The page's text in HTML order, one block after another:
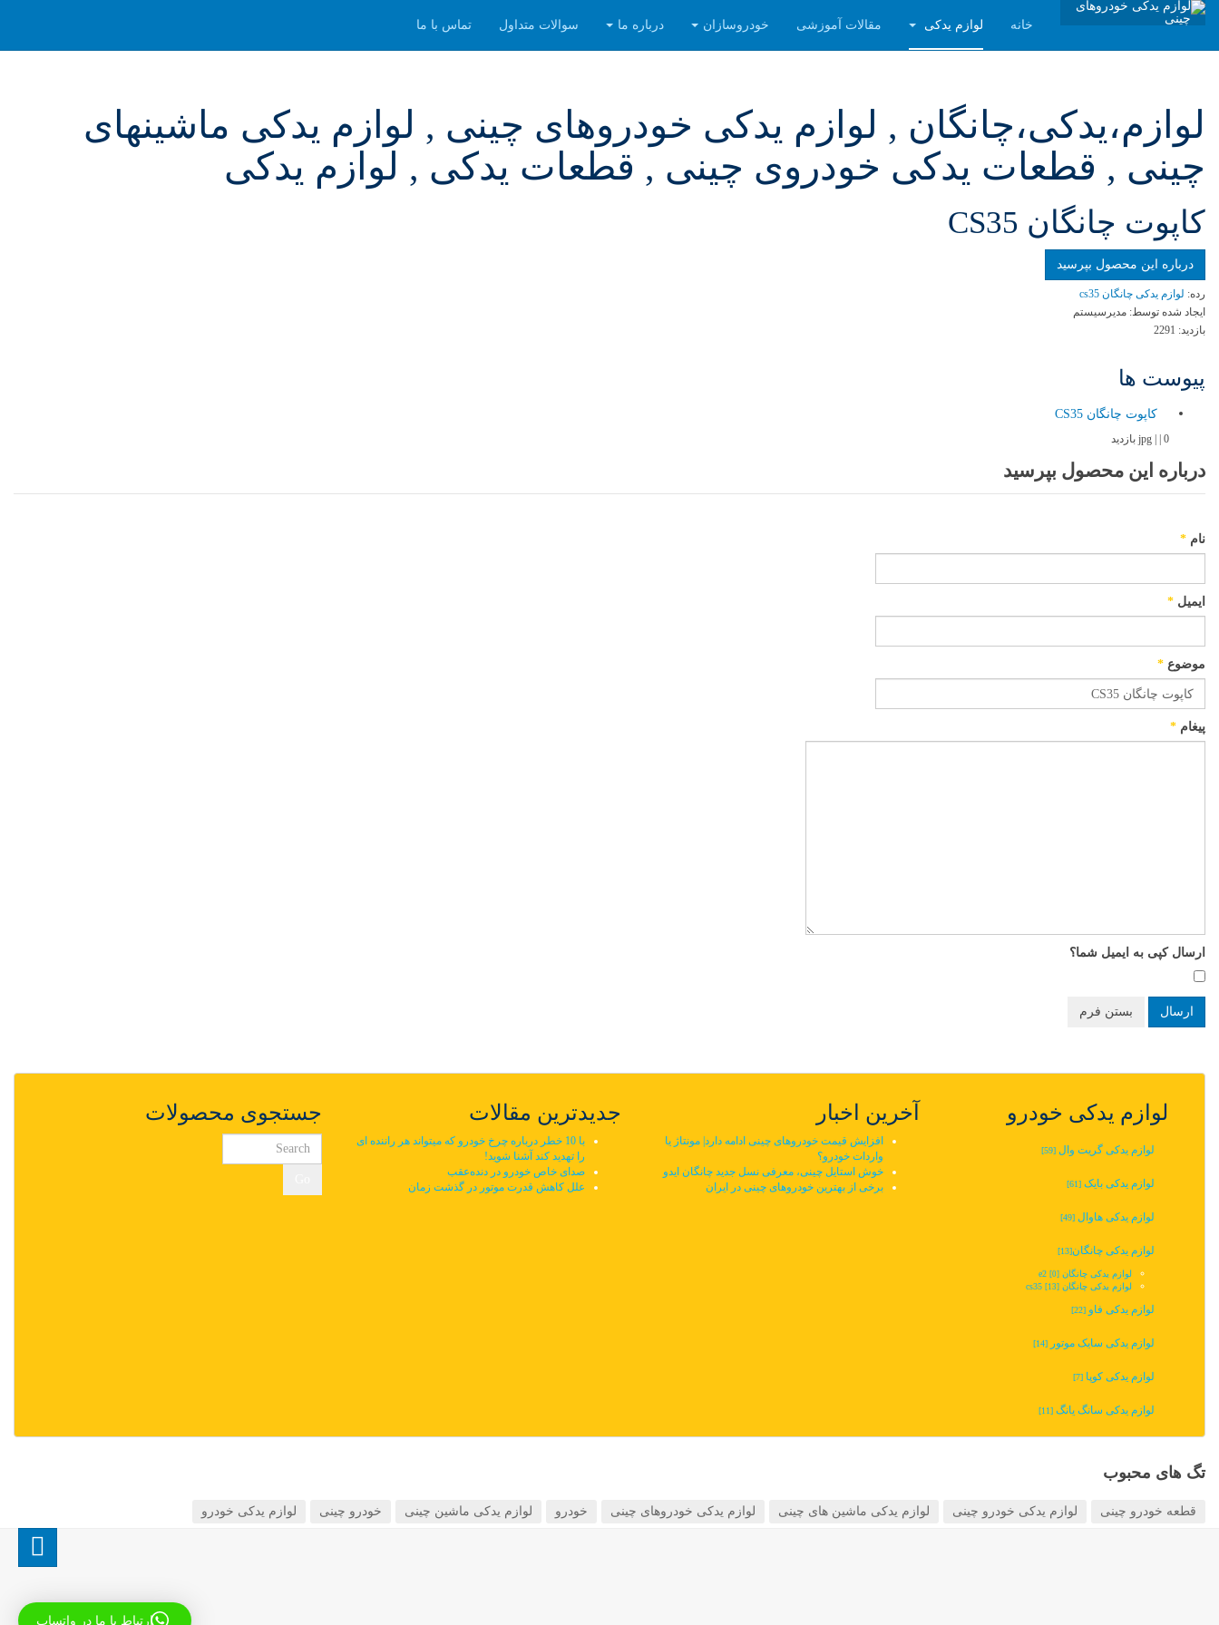
خانه لوازم یدکی مقالات آموزشی خودروسازان درباره ما سوالات متداول تماس با ما
لوازم،یدکی،چانگان , لوازم یدکی خودروهای چینی , لوازم یدکی ماشینهای
چینی , قطعات یدکی خودروی چینی , قطعات یدکی , لوازم یدکی
كاپوت چانگان CS35
درباره این محصول بپرسید
رده: لوازم یدکی چانگان cs35
ایجاد شده توسط: مدیرسیستم
بازدید: 2291
پیوست ها
كاپوت چانگان CS35
jpg | | 0 بازدید
درباره این محصول بپرسید
نام *
ایمیل *
موضوع *
پیغام *
ارسال کپی به ایمیل شما؟
ارسال بستن فرم
لوازم یدکی خودرو
لوازم یدکی گریت وال [59]
لوازم یدکی بایک [61]
لوازم یدکی هاوال [49]
لوازم یدکی چانگان‬‎[13]
لوازم یدکی چانگان e2 [0]
لوازم یدکی چانگان cs35 [13]
لوازم یدکی فاو [22]
لوازم یدکی سایک موتور [14]
لوازم یدکی کوپا [7]
لوازم یدکی سانگ یانگ [11]
آخرین اخبار
افزایش قیمت خودروهای چینی ادامه دارد| مونتاژ یا
واردات خودرو؟
خوش استایل چینی، معرفی نسل جدید چانگان ایدو
برخی از بهترین خودروهای چینی در ایران
جدیدترین مقالات
با 10 خطر درباره چرخ خودرو که میتواند هر راننده ای
را تهدید کند آشنا شوید!
صدای خاص خودرو در دنده‌عقب
علل کاهش قدرت موتور در گذشت زمان
جستجوی محصولات
تگ های محبوب
قطعه خودرو چینی لوازم یدکی خودرو چینی لوازم یدکی ماشین های چینی لوازم یدکی خودروهای چینی خودرو لوازم یدکی ماشین چینی خودرو چینی لوازم یدکی خودرو
ارتباط با ما در واتساپ